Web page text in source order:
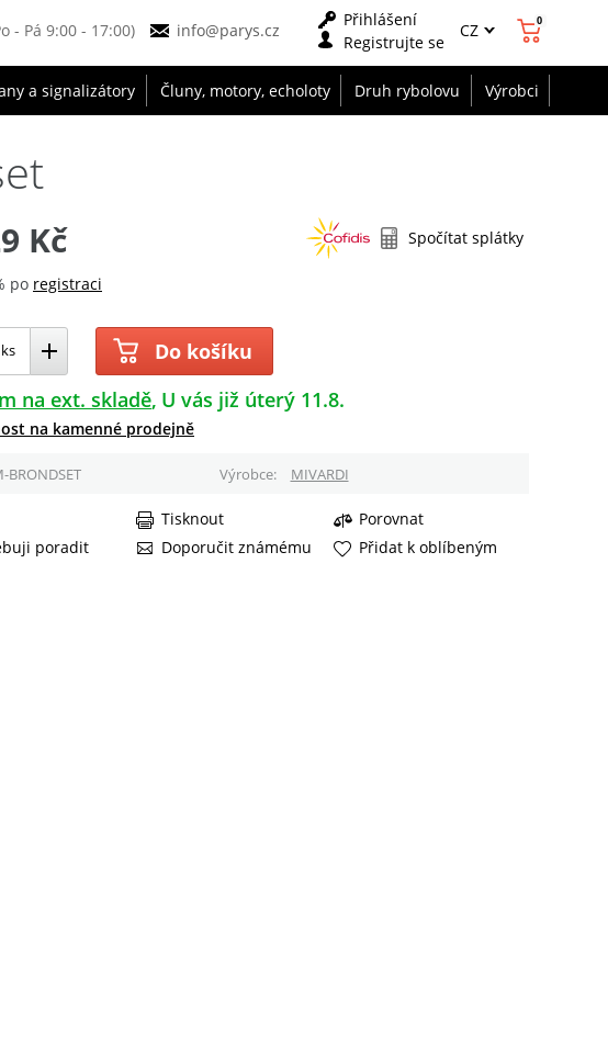
- Pá 9:00 - 17:00) info@parys.cz
Přihlášení
Registrujte se
CZ 0
a signalizátory Čluny, motory, echoloty Druh rybolovu Výrobci
Kč Spočítat splátky
po registraci
Do košíku
na ext. skladě U vás již úterý 11.8.
na kamenné prodejně
BRONDSET Výrobce MIVARDI
Porovnat
poradit
Doporučit známému
Tisknout
Přidat k oblíbeným